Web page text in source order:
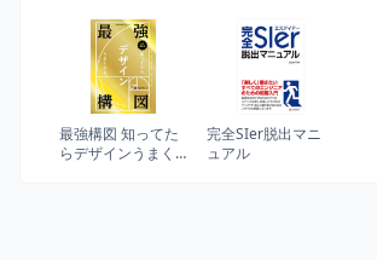
ド 第6版(日本語)
最強構図 知ってた
らデザインうまく
完全SIer脱出マニ
ュアル